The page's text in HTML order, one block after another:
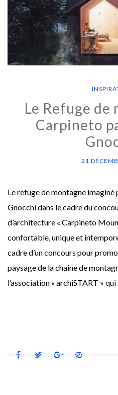
Le Refuge de
Carpineto
21
Le refuge de montagne
Gnocchi dans le cadre du
d’architecture « Carpineto
confortable, unique et
cadre d’un concours pour
paysage de la chaîne de
l’association « archiSTART »